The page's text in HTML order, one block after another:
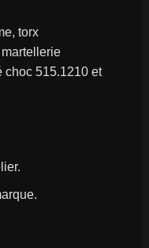
torx
choc 515.1210 et